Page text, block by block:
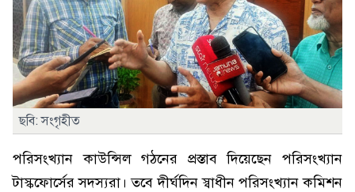
ছবি: সংগৃহীত
পরিসংখ্যান কাউন্সিল গঠনের প্রস্তাব দিয়েছেন পরিসংখ্যান
টাস্কফোর্সের সদস্যরা। তবে দীর্ঘদিন স্বাধীন পরিসংখ্যান কমিশন